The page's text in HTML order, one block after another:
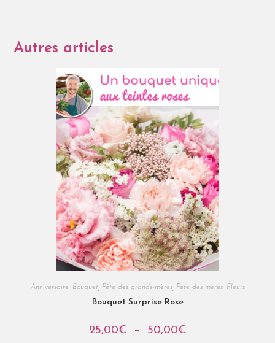
Autres articles
Anniversaire, Bouquet, Fête des grands-mères, Fête des mères, Fleurs
Bouquet Surprise Rose
25,00€ – 50,00€